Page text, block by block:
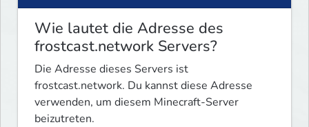
Wie lautet die Adresse des
frostcast.network Servers?
Die Adresse dieses Servers ist
frostcast.network. Du kannst diese Adresse
verwenden, um diesem Minecraft-Server
beizutreten.